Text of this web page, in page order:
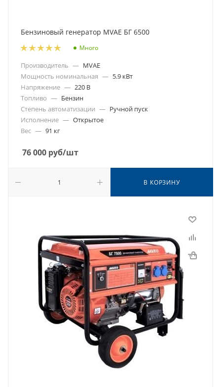
Бензиновый генератор MVAE БГ 6500
Много
Производитель — MVAE
Мощность номинальная — 5.9 кВт
Напряжение — 220 В
Топливо — Бензин
Степень автоматизации — Ручной пуск
Исполнение — Открытое
Вес — 91 кг
76 000 руб/шт
В КОРЗИНУ